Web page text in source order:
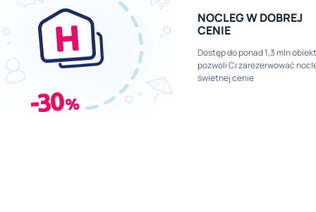
NOCLEG W DOBREJ
CENIE
Dostęp do ponad 1,3 mln
pozwoli Ci zarezerwować
świetnej cenie